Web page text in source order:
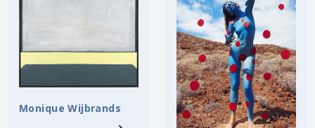
Monique Wijbrands